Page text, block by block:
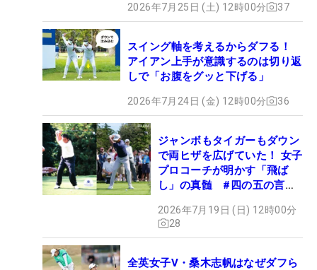
2026年7月25日 (土) 12時00分 37
スイング軸を考えるからダフる！
アイアン上手が意識するのは切り返
しで「お腹をグッと下げる」
2026年7月24日 (金) 12時00分 36
ジャンボもタイガーもダウン
で両ヒザを広げていた！ 女子
プロコーチが明かす「飛ば
し」の真髄 #四の五の言わ
2026年7月19日 (日) 12時00分
28
全英女子V・桑木志帆はなぜダフら